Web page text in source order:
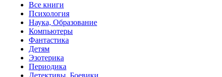
Все книги
Психология
Наука, Образование
Компьютеры
Фантастика
Детям
Эзотерика
Периодика